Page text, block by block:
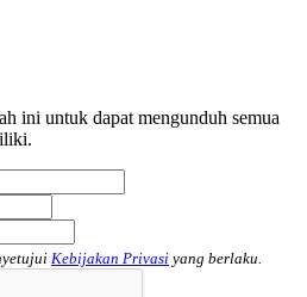
Shade
ini untuk dapat mengunduh semua
Kebijakan Privasi yang berlaku.